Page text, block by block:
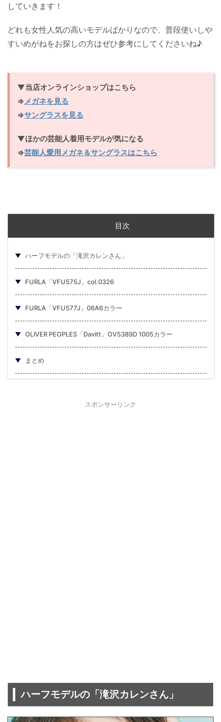
していきます！
どれも女性人気の高いモデルばかりなので、普段使いしや
すいめがねをお探しの方はぜひ参考にしてくださいね♪
▼当店オンラインショップはこちら
⇒ メガネを見る
⇒サングラスを見る
▼ほかの芸能人着用モデルが気になる
⇒芸能人愛用メガネ＆サングラスはこちら
目次
ハーフモデルの「滝沢カレンさん」
FURLA「VFU575J」col.0326
FURLA「VFU577J」06A6カラー
OLIVER PEOPLES「Davitt」OV5389D 1005カラー
まとめ
スポンサーリンク
ハーフモデルの「滝沢カレンさん」